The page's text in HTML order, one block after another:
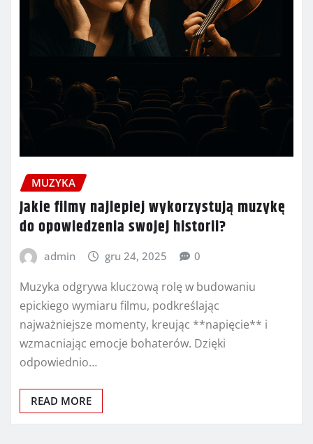
MUZYKA
Jakie filmy najlepiej wykorzystują muzykę
do opowiedzenia swojej historii?
admin gru 24, 2025 0
Muzyka odgrywa kluczową rolę w budowaniu
epickiego wymiaru filmu, podkreślając
najważniejsze momenty, kreując **napięcie** i
wzmacniając emocje bohaterów. Dzięki
odpowiednio…
READ MORE